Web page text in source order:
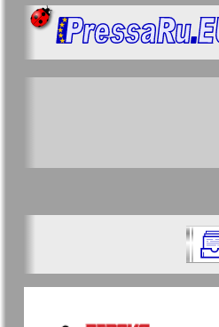
Все номера
Актуальные газеты